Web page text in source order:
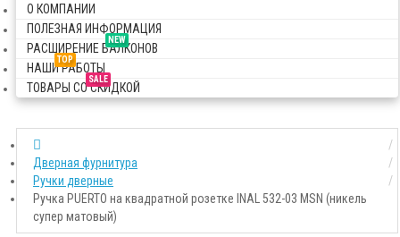
О КОМПАНИИ
ПОЛЕЗНАЯ ИНФОРМАЦИЯ
NEW
РАСШИРЕНИЕ БАЛКОНОВ
TOP
НАШИ РАБОТЫ
SALE
ТОВАРЫ СО СКИДКОЙ
Дверная фурнитура
Ручки дверные
Ручка PUERTO на квадратной розетке INAL 532-03 MSN (никель
супер матовый)